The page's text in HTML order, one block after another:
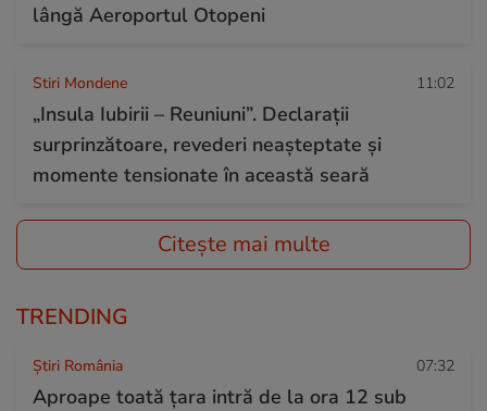
lângă Aeroportul Otopeni
Stiri Mondene 11:02
„Insula Iubirii – Reuniuni”. Declarații
surprinzătoare, revederi neașteptate și
momente tensionate în această seară
Citește mai multe
TRENDING
Știri România 07:32
Aproape toată țara intră de la ora 12 sub